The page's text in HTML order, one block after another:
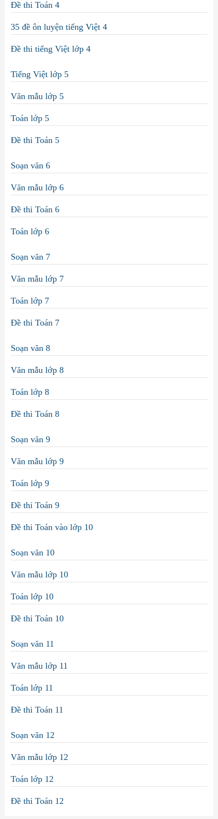
Đề thi Toán 4
35 đề ôn luyện tiếng Việt 4
Đề thi tiếng Việt lớp 4
Tiếng Việt lớp 5
Văn mẫu lớp 5
Toán lớp 5
Đề thi Toán 5
Soạn văn 6
Văn mẫu lớp 6
Đề thi Toán 6
Toán lớp 6
Soạn văn 7
Văn mẫu lớp 7
Toán lớp 7
Đề thi Toán 7
Soạn văn 8
Văn mẫu lớp 8
Toán lớp 8
Đề thi Toán 8
Soạn văn 9
Văn mẫu lớp 9
Toán lớp 9
Đề thi Toán 9
Đề thi Toán vào lớp 10
Soạn văn 10
Văn mẫu lớp 10
Toán lớp 10
Đề thi Toán 10
Soạn văn 11
Văn mẫu lớp 11
Toán lớp 11
Đề thi Toán 11
Soạn văn 12
Văn mẫu lớp 12
Toán lớp 12
Đề thi Toán 12